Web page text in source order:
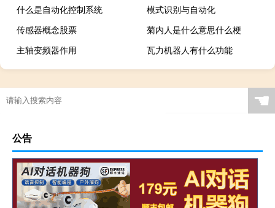
什么是自动化控制系统
模式识别与自动化
传感器概念股票
菊内人是什么意思什么梗
主轴变频器作用
瓦力机器人有什么功能
☚
公告